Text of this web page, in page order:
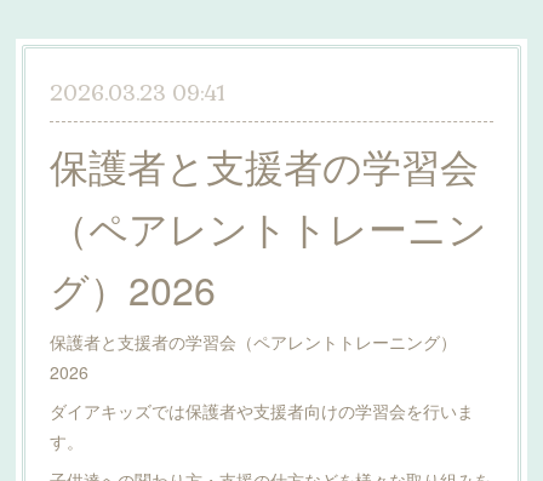
2026.03.23 09:41
保護者と支援者の学習会
（ペアレントトレーニン
グ）2026
保護者と支援者の学習会（ペアレントトレーニング）
2026
ダイアキッズでは保護者や支援者向けの学習会を行いま
す。